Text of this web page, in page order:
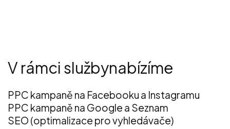
V rámci službynabízíme
PPC kampaně na Facebooku a Instagramu
PPC kampaně na Google a Seznam
SEO (optimalizace pro vyhledávače)